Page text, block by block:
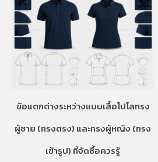
ข้อแตกต่างระหว่างแบบเสื้อโปโลทรง
ผู้ชาย (ทรงตรง) และทรงผู้หญิง (ทรง
เข้ารูป) ที่จัดซื้อควรรู้